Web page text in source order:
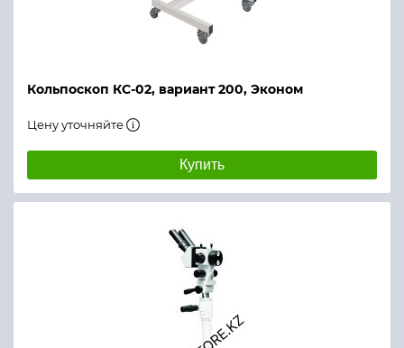
Кольпоскоп КС-02, вариант 200, Эконом
Цену уточняйте
Купить